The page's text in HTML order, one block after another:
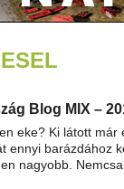
Blog MIX –
eke? Ki látott már
ennyi barázdához
nagyobb.